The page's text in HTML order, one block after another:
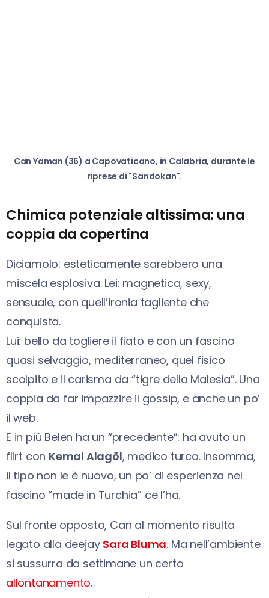
Can Yaman (36) a Capovaticano, in Calabria, durante le
riprese di "Sandokan".
Chimica potenziale altissima: una
coppia da copertina
Diciamolo: esteticamente sarebbero una
miscela esplosiva. Lei: magnetica, sexy,
sensuale, con quell’ironia tagliente che
conquista.
Lui: bello da togliere il fiato e con un fascino
quasi selvaggio, mediterraneo, quel fisico
scolpito e il carisma da “tigre della Malesia”. Una
coppia da far impazzire il gossip, e anche un po’
il web.
E in più Belen ha un “precedente”: ha avuto un
flirt con Kemal Alagöl, medico turco. Insomma,
il tipo non le è nuovo, un po’ di esperienza nel
fascino “made in Turchia” ce l’ha.
Sul fronte opposto, Can al momento risulta
legato alla deejay Sara Bluma. Ma nell’ambiente
si sussurra da settimane un certo
allontanamento.